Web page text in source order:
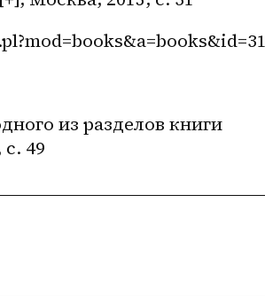
из разделов книги
49